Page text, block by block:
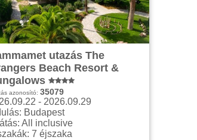
utazás The
Beach Resort &
azonosító: 35079
- 2026.09.29
Budapest
All inclusive
7 éjszaka